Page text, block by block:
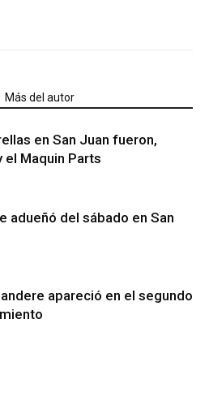
Más del autor
en San Juan fueron,
el Maquin Parts
adueñó del sábado en San
apareció en el segundo